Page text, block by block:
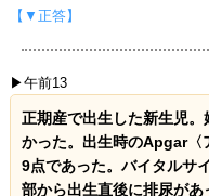
【▼正答】
▶午前13
正期産で出生した新生児
かった。出生時のApgar〈
9点であった。バイタルサ
部から出生直後に排尿が